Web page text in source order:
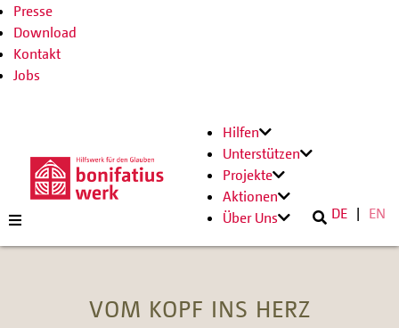
Presse
Download
Kontakt
Jobs
Hilfen
Unterstützen
Projekte
Aktionen
Über Uns
DE EN
VOM KOPF INS HERZ